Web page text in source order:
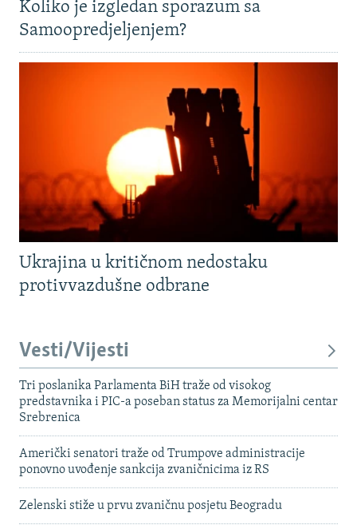
Koliko je izgledan sporazum sa
Samoopredjeljenjem?
Ukrajina u kritičnom nedostaku
protivvazdušne odbrane
Vesti/Vijesti
Tri poslanika Parlamenta BiH traže od visokog
predstavnika i PIC-a poseban status za Memorijalni centar
Srebrenica
Američki senatori traže od Trumpove administracije
ponovno uvođenje sankcija zvaničnicima iz RS
Zelenski stiže u prvu zvaničnu posjetu Beogradu